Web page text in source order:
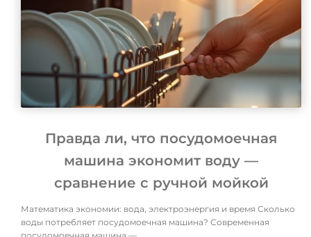
Правда ли, что посудомоечная
машина экономит воду —
сравнение с ручной мойкой
Математика экономии: вода, электроэнергия и время Сколько
воды потребляет посудомоечная машина? Современная